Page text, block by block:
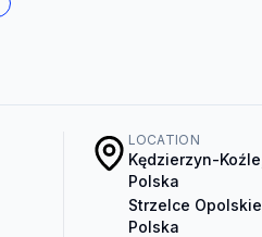
LOCATION
Kędzierzyn-Koźle,
Polska
Strzelce Opolskie,
Polska